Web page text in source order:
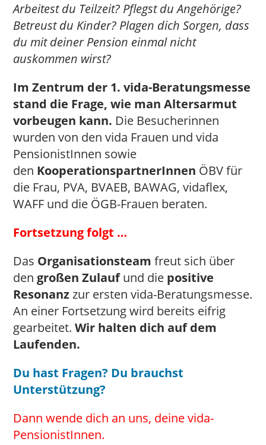
Arbeitest du Teilzeit? Pflegst du Angehörige?
Betreust du Kinder? Plagen dich Sorgen, dass
du mit deiner Pension einmal nicht
auskommen wirst?
Im Zentrum der 1. vida-Beratungsmesse
stand die Frage, wie man Altersarmut
vorbeugen kann. Die Besucherinnen
wurden von den vida Frauen und vida
PensionistInnen sowie
den KooperationspartnerInnen ÖBV für
die Frau, PVA, BVAEB, BAWAG, vidaflex,
WAFF und die ÖGB-Frauen beraten.
Fortsetzung folgt …
Das Organisationsteam freut sich über
den großen Zulaufund die positive
Resonanzzur ersten vida-Beratungsmesse.
An einer Fortsetzung wird bereits eifrig
gearbeitet.Wir halten dich auf dem
Laufenden.
Du hast Fragen? Du brauchst
Unterstützung?
Dann wende dich an uns, deine vida-
PensionistInnen.